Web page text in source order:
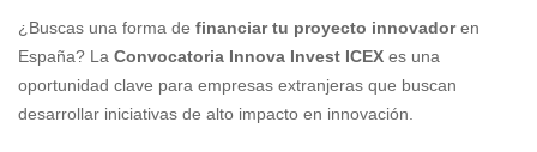
¿Buscas una forma de financiar tu proyecto innovadoren
España? La Convocatoria Innova Invest ICEX es una
oportunidad clave para empresas extranjeras que buscan
desarrollar iniciativas de alto impacto en innovación.